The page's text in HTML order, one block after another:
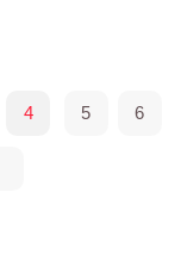
4 5 6